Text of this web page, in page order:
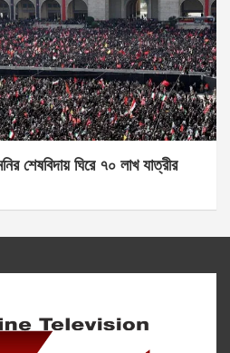
শেষবিদায় ঘিরে ৭০ লাখ যাত্রীর